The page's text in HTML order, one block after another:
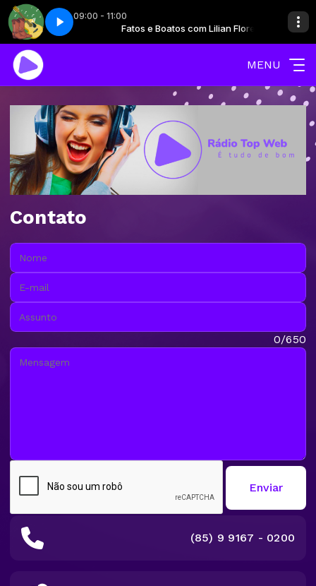
09:00 - 11:00
Lilian Flores Fatos e Boatos com Lilian Flores
- Parte 1 Pegada sertaneja - Parte 1
MENU
Contato
Nome:
E-mail:
Assunto:
0/650
Enviar
(85) 9 9167 - 0200